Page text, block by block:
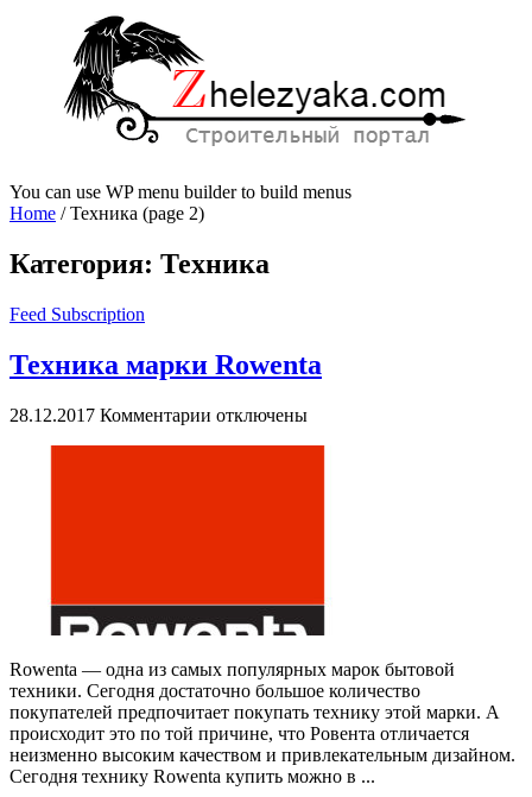
You can use WP menu builder to build menus
Home /Техника (page 2)
Категория: Техника
Feed Subscription
Техника марки Rowenta
28.12.2017 Комментарии котключены
Rowenta — одна из самых популярных марок бытовой
техники. Сегодня достаточно большое количество
покупателей предпочитает покупать технику этой марки. А
происходит это по той причине, что Ровента отличается
неизменно высоким качеством и привлекательным дизайном.
Сегодня технику Rowenta купить можно в ...